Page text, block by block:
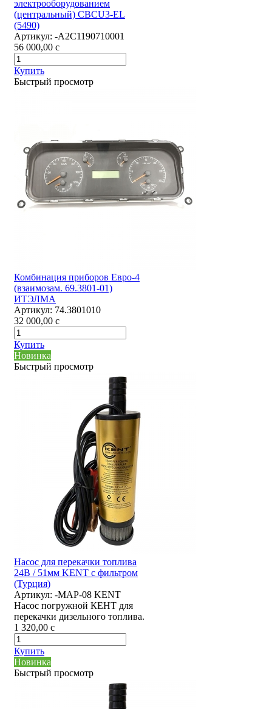
электрооборудованием
(центральный) CBCU3-EL
(5490)
Артикул: -А2С1190710001
56 000,00 c
Купить
Быстрый просмотр
Комбинация приборов Евро-4
(взаимозам. 69.3801-01)
ИТЭЛМА
Артикул: 74.3801010
32 000,00 c
Купить
Новинка
Быстрый просмотр
Насос для перекачки топлива
24В / 51мм KENT с фильтром
(Турция)
Артикул: -MAP-08 KENT
Насос погружной КЕНТ для
перекачки дизельного топлива.
1 320,00 c
Купить
Новинка
Быстрый просмотр